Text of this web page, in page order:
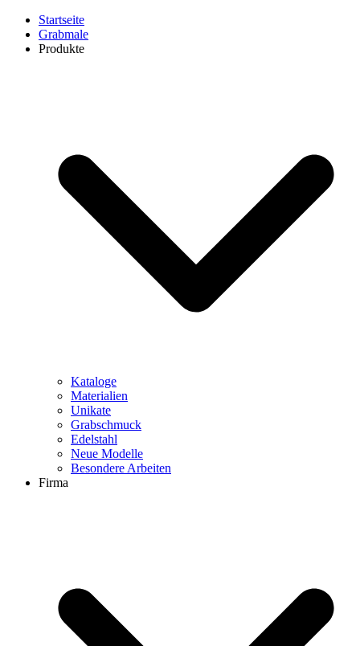
Startseite
Grabmale
Produkte
Kataloge
Materialien
Unikate
Grabschmuck
Edelstahl
Neue Modelle
Besondere Arbeiten
Firma